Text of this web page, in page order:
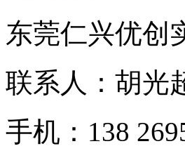
东莞仁兴优创
联系人：胡光
手机：138